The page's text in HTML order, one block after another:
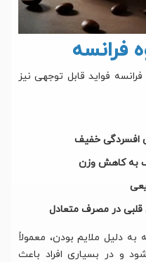
فرانسه
فواید قابل توجهی نیز
افسردگی خفیف
به کاهش وزن
قلبی در مصرف متعادل
دلیل ملایم بودن، معمولاً
و در بسیاری افراد باعث